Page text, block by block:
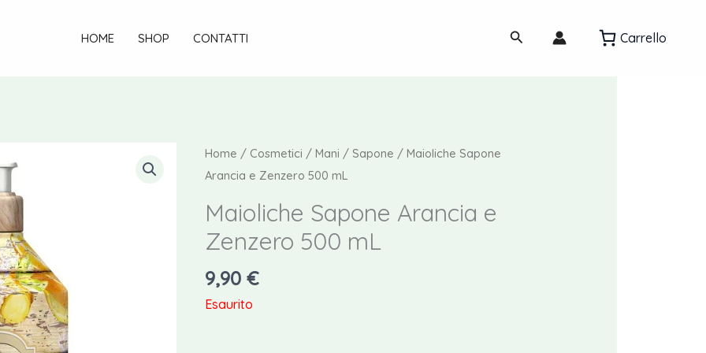
HOME SHOP CONTATTI Cerca Carrello
Home / Cosmetici / Mani / Sapone / Maioliche Sapone
Arancia e Zenzero 500 mL
Maioliche Sapone Arancia e
Zenzero 500 mL
9,90€
Esaurito